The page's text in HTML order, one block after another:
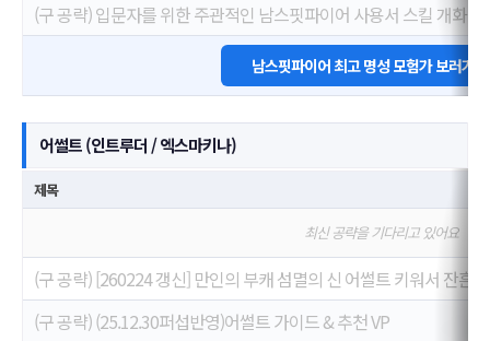
(구 공략) 입문자를 위한 주관적인 남스핏파이어 사용서 스킬 개화
남스핏파이어 최고 명성 모험가 보러가기
어썰트 (인트루더 / 엑스마키나)
제목
최신 공략을 기다리고 있어요
(구 공략) [260224 갱신] 만인의 부캐 섬멸의 신 어썰트 키워서 잔흔
(구 공략) (25.12.30퍼섭반영)어썰트 가이드 & 추천 VP